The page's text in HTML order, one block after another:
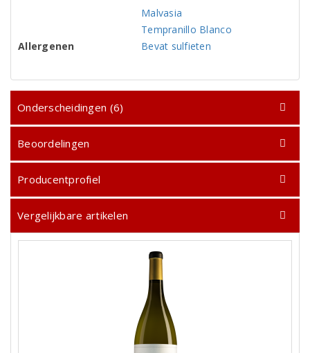
Malvasia
Tempranillo Blanco
Allergenen
Bevat sulfieten
Onderscheidingen (6)
Beoordelingen
Producentprofiel
Vergelijkbare artikelen